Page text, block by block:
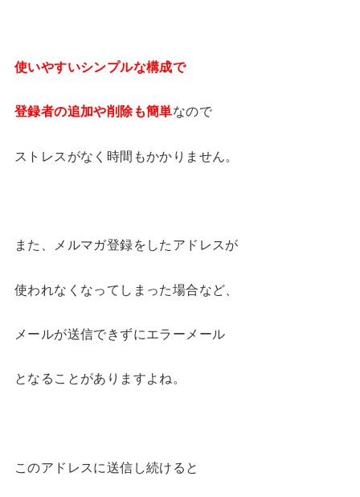
使いやすいシンプルな構成で
登録者の追加や削除も簡単なので
ストレスがなく時間もかかりません。
また、メルマガ登録をしたアドレスが
使われなくなってしまった場合など、
メールが送信できずにエラーメール
となることがありますよね。
このアドレスに送信し続けると